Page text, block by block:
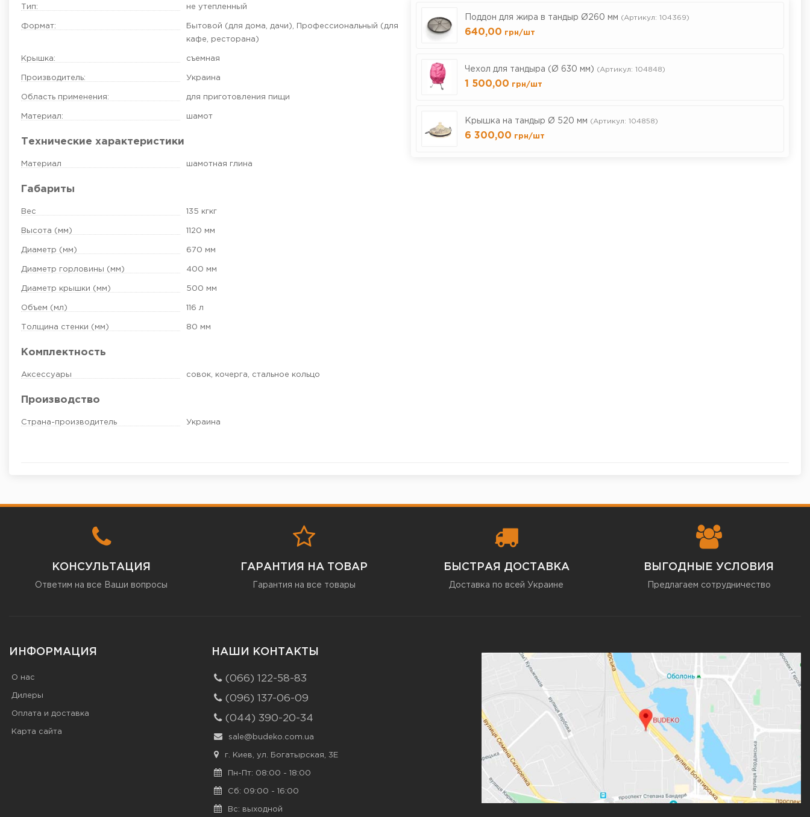
Тип: не утепленный
Формат: Бытовой (для дома, дачи)
Профессиональный (для
кафе, ресторана)
Крышка: съемная
Производитель: Украина
Область применения: для приготовления пищи
Материал: шамот
Технические характеристики
Материал шамотная глина
Габариты
Вес 135 кгкг
Высота (мм) 1120 мм
Диаметр (мм) 670 мм
Диаметр горловины (мм) 400 мм
Диаметр крышки (мм) 500 мм
Объем (мл) 116 л
Толщина стенки (мм) 80 мм
Комплектность
Аксессуары совок, кочерга, стальное кольцо
Производство
Страна-производитель Украина
Поддон для жира в тандыр Ø260 мм (Артикул: 104369)
640,00 грн/шт
Чехол для тандыра (Ø 630 мм) (Артикул: 104848)
1 500,00 грн/шт
Крышка на тандыр Ø 520 мм (Артикул: 104858)
6 300,00 грн/шт
КОНСУЛЬТАЦИЯ
Ответим на все Ваши вопросы
ГАРАНТИЯ НА ТОВАР
Гарантия на все товары
БЫСТРАЯ ДОСТАВКА
Доставка по всей Украине
ВЫГОДНЫЕ УСЛОВИЯ
Предлагаем сотрудничество
ИНФОРМАЦИЯ
О нас
Дилеры
Оплата и доставка
Карта сайта
НАШИ КОНТАКТЫ
(066) 122-58-83
(096) 137-06-09
(044) 390-20-34
sale@budeko.com.ua
г. Киев, ул. Богатырская, 3Е
Пн-Пт: 08:00 - 18:00
Сб: 09:00 - 16:00
Вс: выходной